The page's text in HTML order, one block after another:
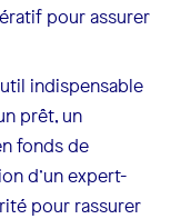
pour assurer
indispensable
prêt, un
fonds de
d’un expert-
pour rassurer